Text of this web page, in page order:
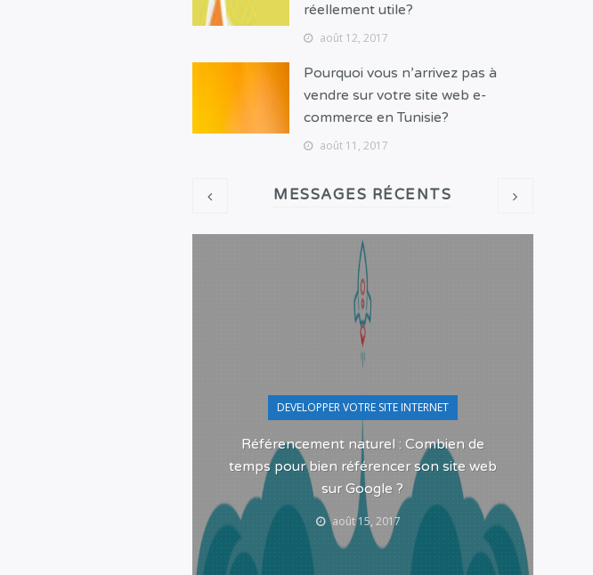
réellement utile?
août 12, 2017
Pourquoi vous n’arrivez pas à
vendre sur votre site web e-
commerce en Tunisie?
août 11, 2017
MESSAGES RÉCENTS
DEVELOPPER VOTRE SITE INTERNET
Référencement naturel : Combien de
temps pour bien référencer son site web
sur Google ?
août 15, 2017